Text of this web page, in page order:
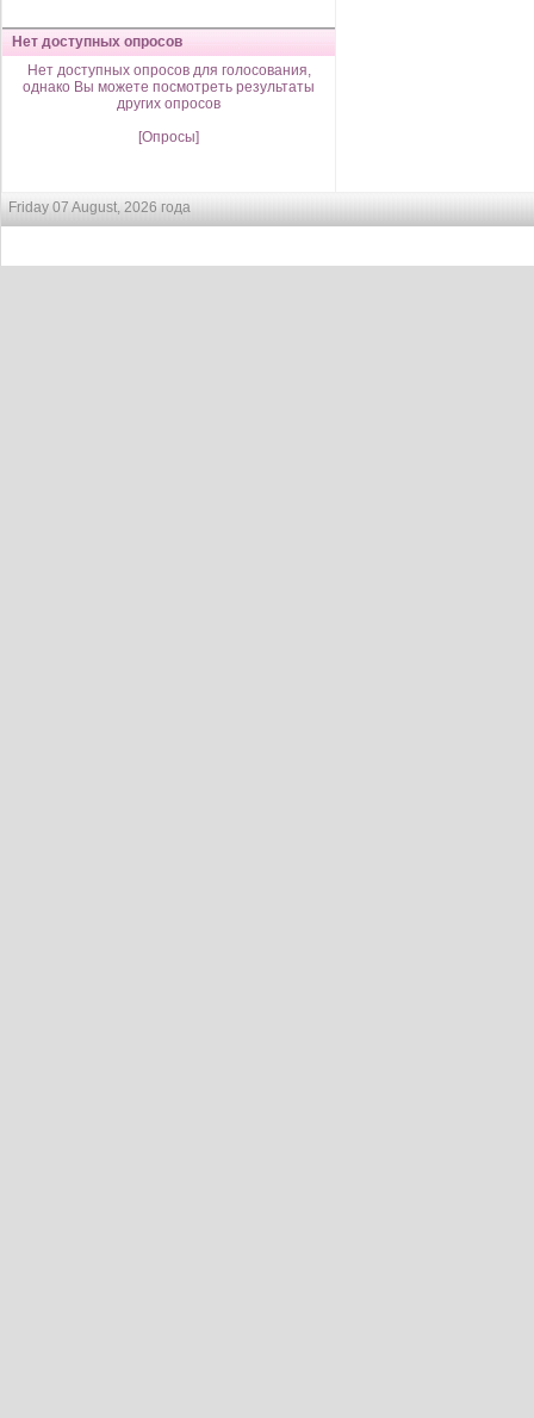
Нет доступных опросов
Нет доступных опросов для голосования,
однако Вы можете посмотреть результаты
других опросов
[Опросы]
Friday 07 August, 2026 года